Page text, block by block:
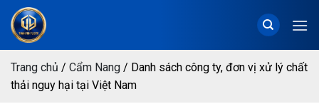
Chuyển
đến
dungTrang chủ / Cẩm Nang / Danh sách công ty, đơn vị xử lý chất
thải nguy hại tại Việt Nam